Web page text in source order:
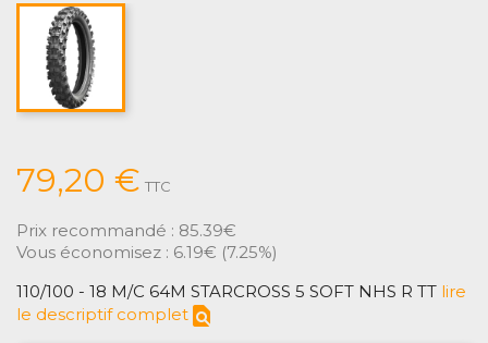
79,20 € TTC
Prix recommandé : 85.39€
Vous économisez : 6.19€ (7.25%)
110/100 - 18 M/C 64M STARCROSS 5 SOFT NHS R TT lire
le descriptif complet find_in_page